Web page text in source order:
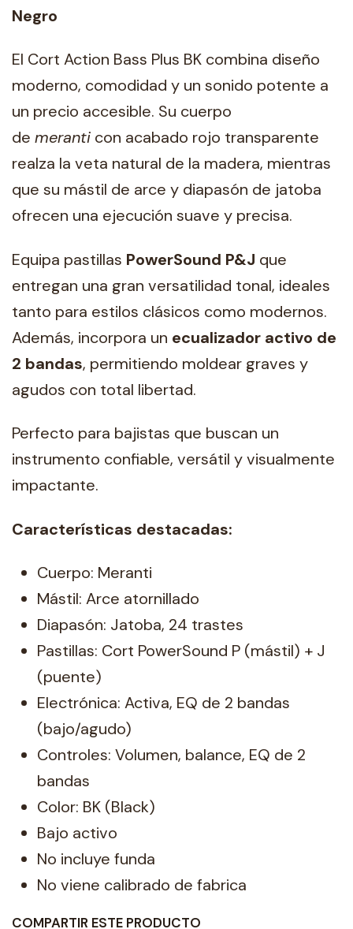
Negro
El Cort Action Bass Plus BK combina diseño
moderno, comodidad y un sonido potente a
un precio accesible. Su cuerpo
de meranti con acabado rojo transparente
realza la veta natural de la madera, mientras
que su mástil de arce y diapasón de jatoba
ofrecen una ejecución suave y precisa.
Equipa pastillas PowerSound P&J que
entregan una gran versatilidad tonal, ideales
tanto para estilos clásicos como modernos.
Además, incorpora un ecualizador activo de
2 bandas, permitiendo moldear graves y
agudos con total libertad.
Perfecto para bajistas que buscan un
instrumento confiable, versátil y visualmente
impactante.
Características destacadas:
Cuerpo: Meranti
Mástil: Arce atornillado
Diapasón: Jatoba, 24 trastes
Pastillas: Cort PowerSound P (mástil) + J
(puente)
Electrónica: Activa, EQ de 2 bandas
(bajo/agudo)
Controles: Volumen, balance, EQ de 2
bandas
Color: BK (Black)
Bajo activo
No incluye funda
No viene calibrado de fabrica
COMPARTIR ESTE PRODUCTO